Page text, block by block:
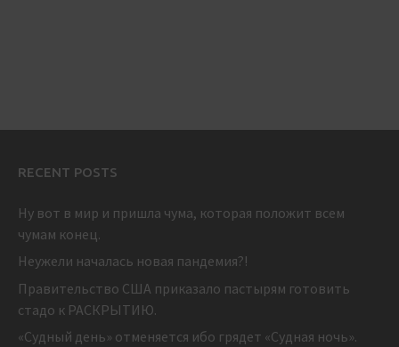
RECENT POSTS
Ну вот в мир и пришла чума, которая положит всем
чумам конец.
Неужели началась новая пандемия?!
Правительство США приказало пастырям готовить
стадо к РАСКРЫТИЮ.
«Судный день» отменяется ибо грядет «Судная ночь».